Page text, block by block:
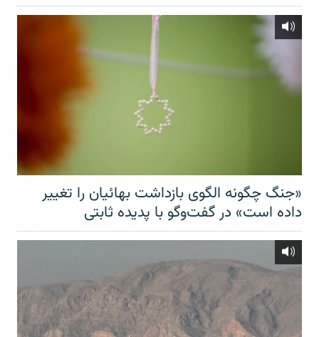
«جنگ چگونه الگوی بازداشت بهائیان را تغییر
داده است» در گفت‌وگو با پدیده ثابتی